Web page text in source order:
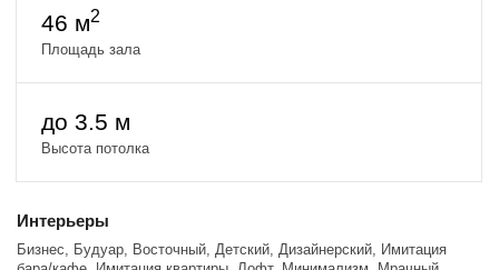
многофункциональный и универсальный; есть точка подвеса для
спорт инвентаря, есть йога гамак в аренду; тут проводят:
каталожные съёмки, фотосессии, духовные мк, записи интервью и
и веселые мероприятия, онлайн-трансляции. Съёмка с
Оснащение: 2 импульсных моноблока Profoto; 1 видео свет Godox-
стулья, столик, растения, штатив для телефона с кнопкой.
По запросу можно взять (бесплатно): Вентилятор, цветные
маскам гобо, стулья для тренинга, столы.
46 м2
Площадь зала
до 3.5 м
Высота потолка
Интерьеры
Бизнес, Будуар, Восточный, Детский, Дизайнерский, Имитация